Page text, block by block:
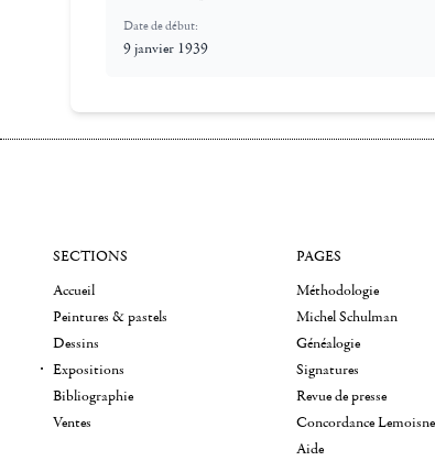
Date de début:
9 janvier 1939
SECTIONS
Accueil
Peintures & pastels
Dessins
Expositions
Bibliographie
Ventes
PAGES
Méthodologie
Michel Schulman
Généalogie
Signatures
Revue de presse
Concordance Lemoisne
Aide